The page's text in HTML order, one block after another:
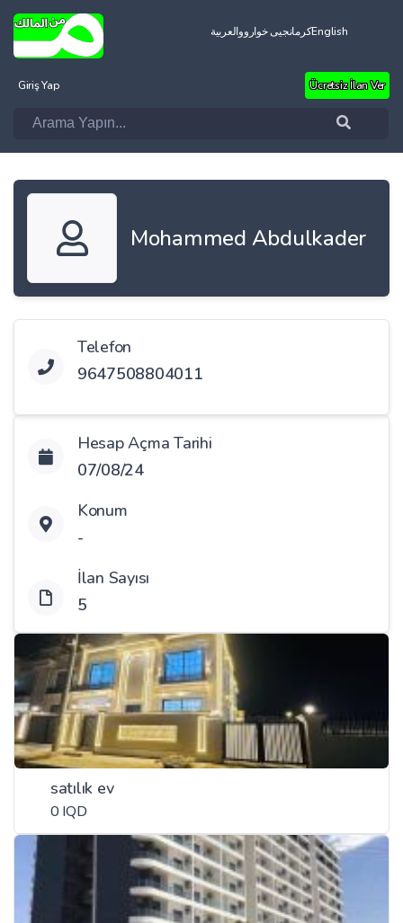
العربيةکرمانجیی خوارووEnglish
Giriş Yap Ücretsiz İlan Ver
Mohammed Abdulkader
Telefon
9647508804011
Hesap Açma Tarihi
07/08/24
Konum
-
İlan Sayısı
5
satılık ev
0 IQD